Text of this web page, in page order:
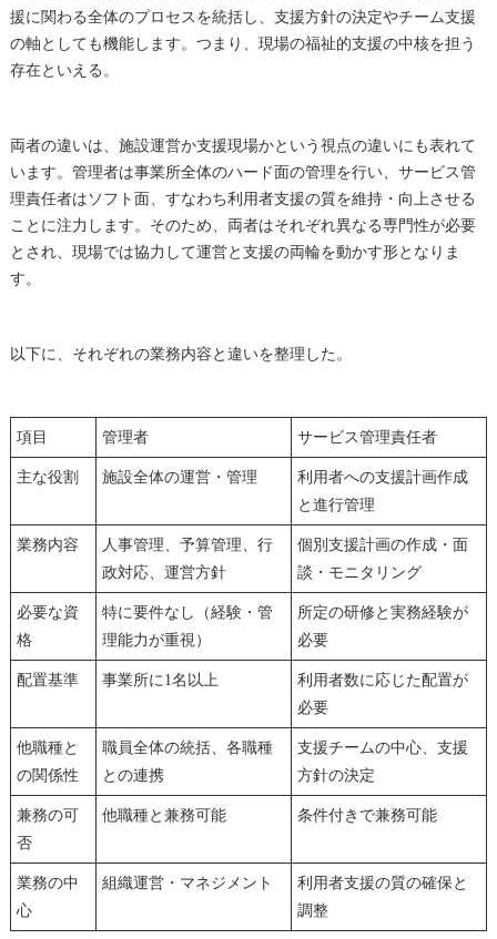
援に関わる全体のプロセスを統括し、支援方針の決定やチーム支援
の軸としても機能します。つまり、現場の福祉的支援の中核を担う
存在といえる。
両者の違いは、施設運営か支援現場かという視点の違いにも表れて
います。管理者は事業所全体のハード面の管理を行い、サービス管
理責任者はソフト面、すなわち利用者支援の質を維持・向上させる
ことに注力します。そのため、両者はそれぞれ異なる専門性が必要
とされ、現場では協力して運営と支援の両輪を動かす形となりま
す。
以下に、それぞれの業務内容と違いを整理した。
項目 管理者 サービス管理責任者
主な役割 施設全体の運営・管理
利用者への支援計画作成
と進行管理
業務内容
人事管理、予算管理、行
政対応、運営方針
個別支援計画の作成・面
談・モニタリング
必要な資
格
特に要件なし（経験・管
理能力が重視）
所定の研修と実務経験が
必要
配置基準 事業所に1名以上
利用者数に応じた配置が
必要
他職種と
の関係性
職員全体の統括、各職種
との連携
支援チームの中心、支援
方針の決定
兼務の可
否
他職種と兼務可能 条件付きで兼務可能
業務の中
心
組織運営・マネジメント
利用者支援の質の確保と
調整